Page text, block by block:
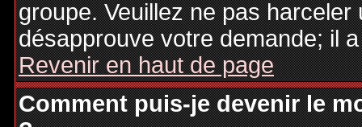
groupe. Veuillez ne pas
désapprouve votre demande; il
Revenir en haut de page
Comment puis-je devenir le